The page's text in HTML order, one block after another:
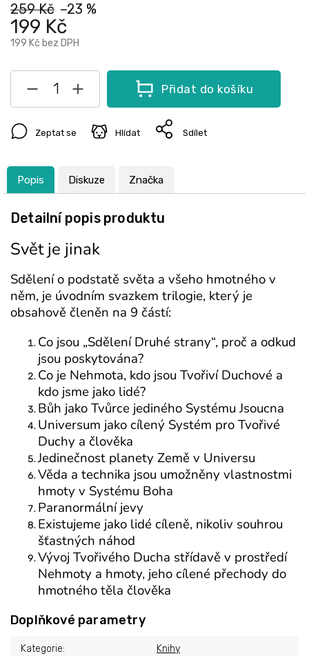
259 Kč –23 %
199 Kč
199 Kč bez DPH
Přidat do košíku
Zeptat se Hlídat Sdílet
Popis Diskuze Značka
Detailní popis produktu
Svět je jinak
Sdělení o podstatě světa a všeho hmotného v
něm, je úvodním svazkem trilogie, který je
obsahově členěn na 9 částí:
Co jsou „Sdělení Druhé strany“, proč a odkud
jsou poskytována?
Co je Nehmota, kdo jsou Tvořiví Duchové a
kdo jsme jako lidé?
Bůh jako Tvůrce jediného Systému Jsoucna
Universum jako cílený Systém pro Tvořivé
Duchy a člověka
Jedinečnost planety Země v Universu
Věda a technika jsou umožněny vlastnostmi
hmoty v Systému Boha
Paranormální jevy
Existujeme jako lidé cíleně, nikoliv souhrou
šťastných náhod
Vývoj Tvořivého Ducha střídavě v prostředí
Nehmoty a hmoty, jeho cílené přechody do
hmotného těla člověka
Doplňkové parametry
Kategorie: Knihy